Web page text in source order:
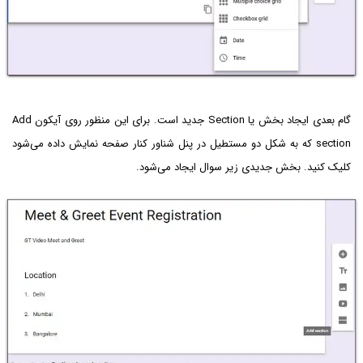
گام بعدی ایجاد بخش یا Section جدید است. برای این منظور روی آیکون Add
section که به شکل دو مستطیل در پنل شناور کنار صفحه نمایش داده می‌شود
کلیک کنید. بخش جدیدی زیر سوال ایجاد می‌شود.